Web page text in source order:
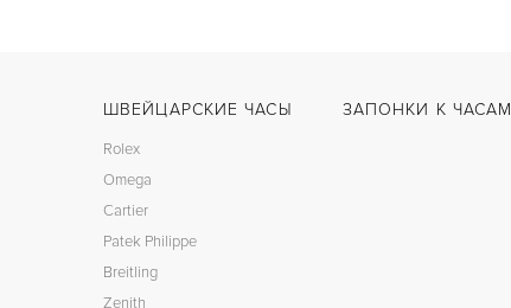
ШВЕЙЦАРСКИЕ ЧАСЫ
Rolex
Omega
Cartier
Patek Philippe
Breitling
Zenith
ЗАПОНКИ К ЧАСАМ